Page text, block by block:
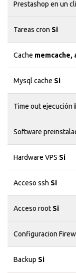
Prestashop en un
Tareas cron Si
Cache memcache,
Mysql cache Si
Time out ejecución
Software
Hardware VPS Si
Acceso ssh Si
Acceso root Si
Configuracion
Backup Si